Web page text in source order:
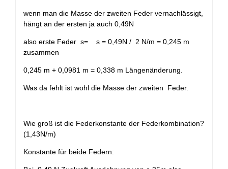
wenn man die Masse der zweiten Feder vernachlässigt,
hängt an der ersten ja auch 0,49N
also erste Feder s= s = 0,49N / 2 N/m = 0,245 m
zusammen
0,245 m + 0,0981 m = 0,338 m Längenänderung.
Was da fehlt ist wohl die Masse der zweiten Feder.
Wie groß ist die Federkonstante der Federkombination?
(1,43N/m)
Konstante für beide Federn: